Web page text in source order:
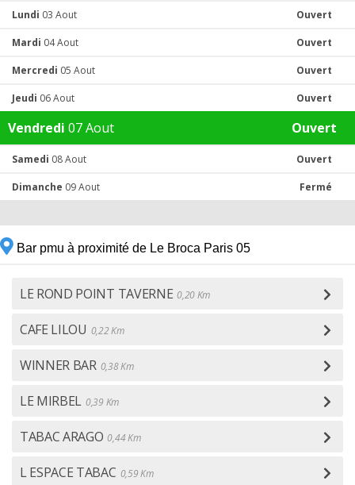
Lundi 03 Aout Ouvert
Mardi 04 Aout Ouvert
Mercredi 05 Aout Ouvert
Jeudi 06 Aout Ouvert
Vendredi 07 Aout Ouvert
Samedi 08 Aout Ouvert
Dimanche 09 Aout Fermé
Bar pmu à proximité de Le Broca Paris 05
LE ROND POINT TAVERNE 0,20 Km
CAFE LILOU 0,22 Km
WINNER BAR 0,38 Km
LE MIRBEL 0,39 Km
TABAC ARAGO 0,44 Km
L ESPACE TABAC 0,59 Km